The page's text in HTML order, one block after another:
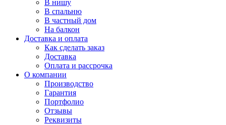
В нишу
В спальню
В частный дом
На балкон
Доставка и оплата
Как сделать заказ
Доставка
Оплата и рассрочка
О компании
Производство
Гарантия
Портфолио
Отзывы
Реквизиты